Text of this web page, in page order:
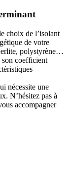
choix de l’isolant
de votre
polystyrène…
son coefficient
nécessite une
N’hésitez pas à
accompagner